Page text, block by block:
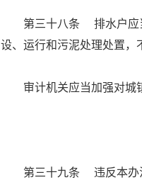
第三十八条 排水户应
设、运行和污泥处理处置，
审计机关应当加强对城
第三十九条 违反本办